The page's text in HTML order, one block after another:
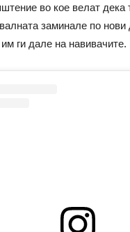
во кое велат
заминале по нови
ги дале на навивачите.